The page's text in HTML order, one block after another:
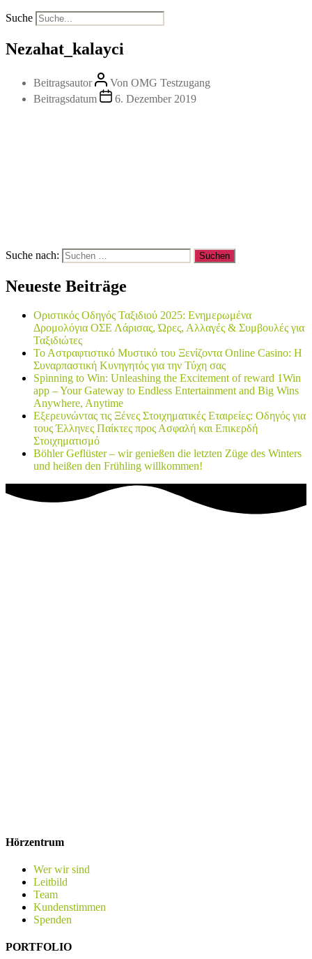
Suche
Nezahat_kalayci
Beitragsautor Von OMG Testzugang
Beitragsdatum
6. Dezember 2019
Suche nach:
Neueste Beiträge
Οριστικός Οδηγός Ταξιδιού 2025: Ενημερωμένα
Δρομολόγια ΟΣΕ Λάρισας, Ώρες, Αλλαγές & Συμβουλές για
Ταξιδιώτες
Το Αστραφτιστικό Μυστικό του Ξενίζοντα Online Casino: Η
Συναρπαστική Κυνηγητός για την Τύχη σας
Spinning to Win: Unleashing the Excitement of reward 1Win
app – Your Gateway to Endless Entertainment and Big Wins
Anywhere, Anytime
Εξερευνώντας τις Ξένες Στοιχηματικές Εταιρείες: Οδηγός για
τους Έλληνες Παίκτες προς Ασφαλή και Επικερδή
Στοιχηματισμό
Böhler Geflüster – wir genießen die letzten Züge des Winters
und heißen den Frühling willkommen!
Hörzentrum
Wer wir sind
Leitbild
Team
Kundenstimmen
Spenden
PORTFOLIO